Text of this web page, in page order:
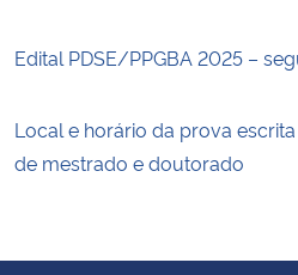
Edital PDSE/PPGBA 2025 –
Local e horário da prova
de mestrado e doutorado